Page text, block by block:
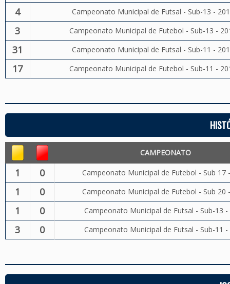
4 Campeonato Municipal de Futsal - Sub-13 -
3 Campeonato Municipal de Futebol - Sub-13 -
31 Campeonato Municipal de Futsal - Sub-11 -
17 Campeonato Municipal de Futebol - Sub-11 -
CAMPEONATO
1 0 Campeonato Municipal de Futebol - Sub 17
1 0 Campeonato Municipal de Futebol - Sub 20
1 0 Campeonato Municipal de Futsal - Sub-13 -
3 0 Campeonato Municipal de Futsal - Sub-11 -